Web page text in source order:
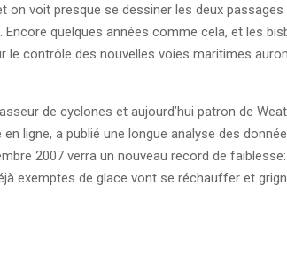
on voit presque se dessiner les deux passages
quelques années comme cela, et les
le contrôle des nouvelles voies maritimes
de cyclones et aujourd’hui patron de
ligne, a publié une longue analyse des
2007 verra un nouveau record de
exemptes de glace vont se réchauffer et